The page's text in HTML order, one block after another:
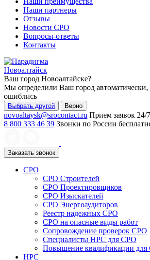
Наши партнеры
Отзывы
Новости СРО
Вопросы-ответы
Контакты
Новоалтайск
Ваш город Новоалтайске?
Мы определили Ваш город автоматически,
ошиблись
Выбрать другой Верно
novoaltaysk@srocontact.ru Прием заявок 24/7
8 800 333 46 39 Звонки по России
Заказать звонок
СРО
СРО Строителей
СРО Проектировщиков
СРО Изыскателей
СРО Энергоаудиторов
Реестр надежных СРО
СРО на опасные виды работ
Сопровождение проверок СРО
Специалисты НРС для СРО
Повышение квалификации
НРС